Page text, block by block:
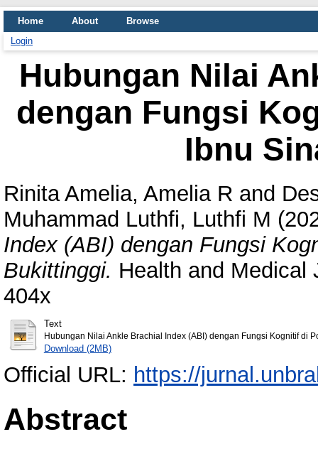
Home About
Browse
Login
Hubungan Nilai
dengan Fungsi
Ibnu
Rinita Amelia, Amelia R and
Muhammad Luthfi, Luthfi M
Index (ABI) dengan Fungsi
Bukittinggi. Health and Medical
404x
Text
Hubungan Nilai Ankle Brachial Index (ABI) dengan Fungsi Kognitif di
Download (2MB)
Official URL: https://
Abstract